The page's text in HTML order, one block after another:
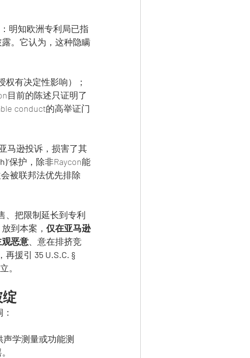
明知欧洲专利局已指
。它认为，这种隐瞒
权有决定性影响）；
目前的陈述只证明了
conduct的高举证门
马逊投诉，损害了其
“保护，除非Raycon能
被联邦法优先排除
、把限制延长到专利
到本案， 仅在亚马逊
恶意、意在排挤竞
再援引 35 U.S.C. §
。
声学测量或功能测